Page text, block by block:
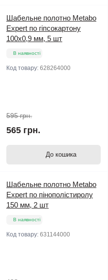
Шабельне полотно Metabo
Expert по гіпсокартону
100х0,9 мм, 5 шт
В наявності
Код товару: 628264000
595 грн.
565 грн.
До кошика
Шабельне полотно Metabo
Expert по пінополістиролу
150 мм, 2 шт
В наявності
Код товару: 631144000